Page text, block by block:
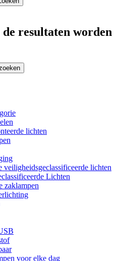
resultaten worden
lichten
veiligheidsgeclassificeerde lichten
Lichten
zaklampen
voor elke dag